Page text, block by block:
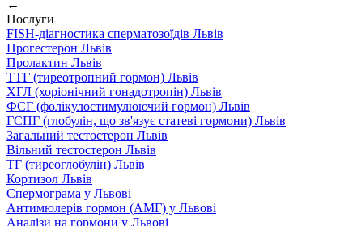
←
Послуги
FISH-діагностика сперматозоїдів Львів
Прогестерон Львів
Пролактин Львів
ТТГ (тиреотропний гормон) Львів
ХГЛ (хоріонічний гонадотропін) Львів
ФСГ (фолікулостимулюючий гормон) Львів
ГСПГ (глобулін, що зв'язує статеві гормони) Львів
Загальний тестостерон Львів
Вільний тестостерон Львів
ТГ (тиреоглобулін) Львів
Кортизол Львів
Спермограма у Львові
Антимюлерів гормон (АМГ) у Львові
Аналізи на гормони у Львові